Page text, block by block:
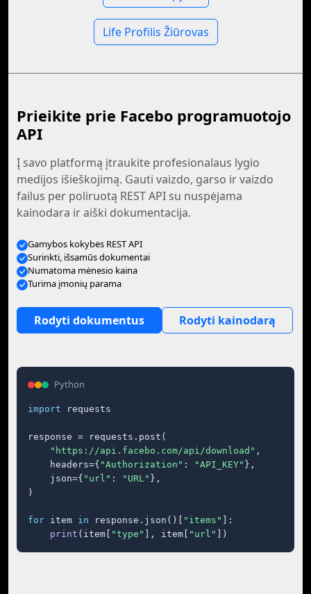
Life Profilis Žiūrovas
Prieikite prie Facebo programuotojo
API
Į savo platformą įtraukite profesionalaus lygio
medijos išieškojimą. Gauti vaizdo, garso ir vaizdo
failus per poliruotą REST API su nuspėjama
kainodara ir aiški dokumentacija.
Gamybos kokybės REST API
Surinkti, išsamūs dokumentai
Numatoma mėnesio kaina
Turima įmonių parama
Rodyti dokumentus Rodyti kainodarą
Python
import requests
response = requests.post(
"https://api.facebo.com/api/download" ,
    headers={
"Authorization" : "API_KEY" },
    json={
"url" : "URL" },
)
for item in response.json()[ "items"
]:
print (item[ "type" ], item[ "url" ])